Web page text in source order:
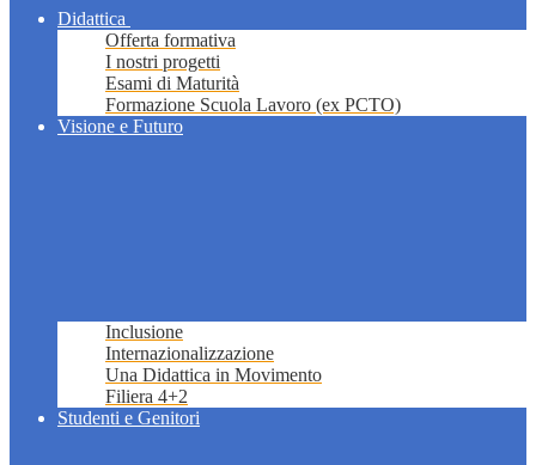
Didattica
Offerta formativa
I nostri progetti
Esami di Maturità
Formazione Scuola Lavoro (ex PCTO)
Visione e Futuro
Inclusione
Internazionalizzazione
Una Didattica in Movimento
Filiera 4+2
Studenti e Genitori